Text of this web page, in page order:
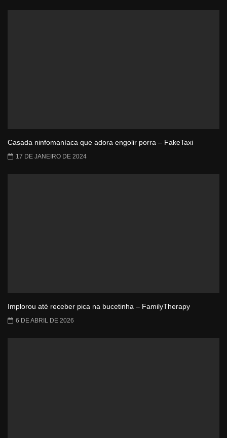
Casada ninfomaníaca que adora engolir porra – FakeTaxi
17 DE JANEIRO DE 2024
Implorou até receber pica na bucetinha – FamilyTherapy
6 DE ABRIL DE 2026